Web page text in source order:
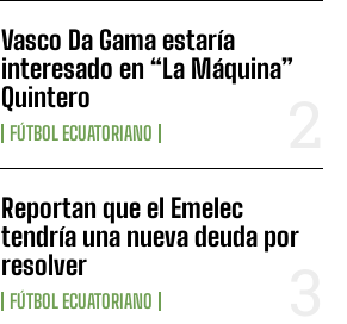
Vasco Da Gama estaría
interesado en “La Máquina”
Quintero
FÚTBOL ECUATORIANO
Reportan que el Emelec
tendría una nueva deuda por
resolver
FÚTBOL ECUATORIANO